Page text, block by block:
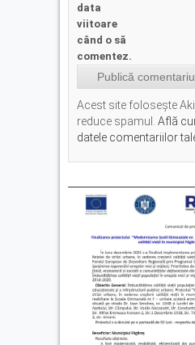
data
viitoare
când o să
comentez.
Acest site folosește
reduce spamul. Află
datele comentariilor